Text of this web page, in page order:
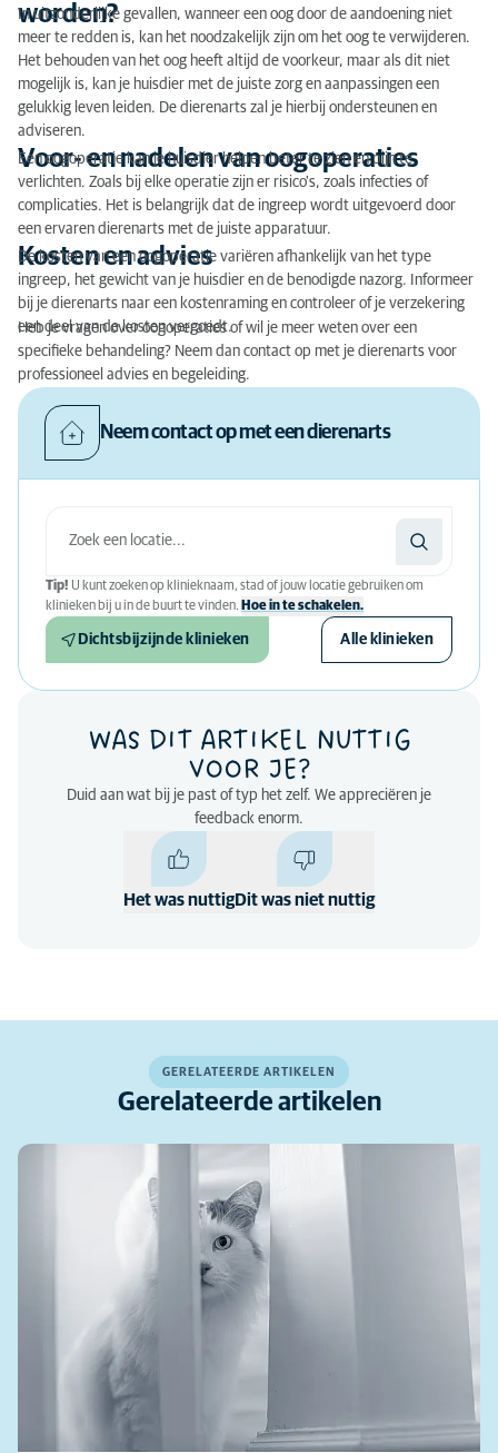
worden?
In uitzonderlijke gevallen, wanneer een oog door de aandoening niet
meer te redden is, kan het noodzakelijk zijn om het oog te verwijderen.
Het behouden van het oog heeft altijd de voorkeur, maar als dit niet
mogelijk is, kan je huisdier met de juiste zorg en aanpassingen een
gelukkig leven leiden. De dierenarts zal je hierbij ondersteunen en
adviseren.
Voor- en nadelen van oogoperaties
Een oogoperatie kan je huisdier helpen beter te zien en pijn te
verlichten. Zoals bij elke operatie zijn er risico's, zoals infecties of
complicaties. Het is belangrijk dat de ingreep wordt uitgevoerd door
een ervaren dierenarts met de juiste apparatuur.
Kosten en advies
De kosten van een oogoperatie variëren afhankelijk van het type
ingreep, het gewicht van je huisdier en de benodigde nazorg. Informeer
bij je dierenarts naar een kostenraming en controleer of je verzekering
een deel van de kosten vergoedt.
Heb je vragen over oogoperaties of wil je meer weten over een
specifieke behandeling? Neem dan contact op met je dierenarts voor
professioneel advies en begeleiding.
Neem contact op met een dierenarts
Tip! U kunt zoeken op klinieknaam, stad of jouw locatie gebruiken om
klinieken bij u in de buurt te vinden. Hoe in te schakelen.
Dichtsbijzijnde klinieken Alle klinieken
WAS DIT ARTIKEL NUTTIG
VOOR JE?
Duid aan wat bij je past of typ het zelf. We appreciëren je
feedback enorm.
Het was nuttigDit was niet nuttig
GERELATEERDE ARTIKELEN
Gerelateerde artikelen